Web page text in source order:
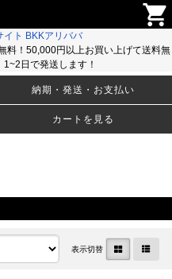
shopping_cart
ら生活雑貨まで豊富な取り揃え！卸売りサイト
納期・発送・お支払い
カートを見る
表示切替